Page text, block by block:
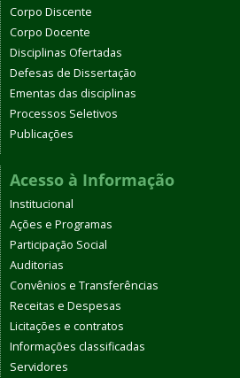
Corpo Discente
Corpo Docente
Disciplinas Ofertadas
Defesas de Dissertação
Ementas das disciplinas
Processos Seletivos
Publicações
Acesso à Informação
Institucional
Ações e Programas
Participação Social
Auditorias
Convênios e Transferências
Receitas e Despesas
Licitações e contratos
Informações classificadas
Servidores